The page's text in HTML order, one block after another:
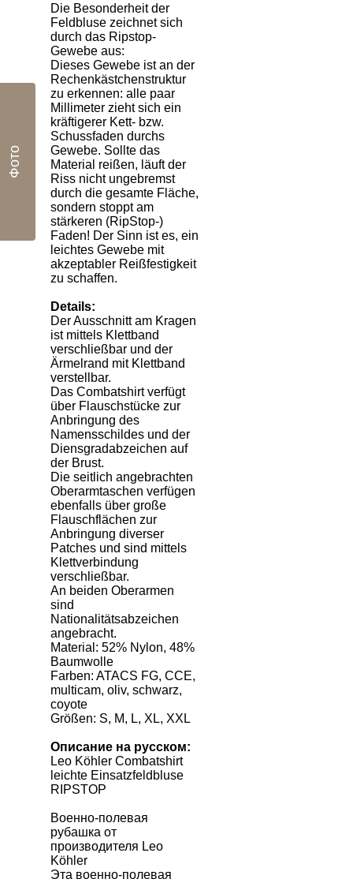
Die Besonderheit der
Feldbluse zeichnet sich
durch das Ripstop-
Gewebe aus:
Dieses Gewebe ist an der
Rechenkästchenstruktur
zu erkennen: alle paar
Millimeter zieht sich ein
kräftigerer Kett- bzw.
Schussfaden durchs
Gewebe. Sollte das
Material reißen, läuft der
Riss nicht ungebremst
durch die gesamte Fläche,
sondern stoppt am
stärkeren (RipStop-)
Faden! Der Sinn ist es, ein
leichtes Gewebe mit
akzeptabler Reißfestigkeit
zu schaffen.
Details:
Der Ausschnitt am Kragen
ist mittels Klettband
verschließbar und der
Ärmelrand mit Klettband
verstellbar.
Das Combatshirt verfügt
über Flauschstücke zur
Anbringung des
Namensschildes und der
Diensgradabzeichen auf
der Brust.
Die seitlich angebrachten
Oberarmtaschen verfügen
ebenfalls über große
Flauschflächen zur
Anbringung diverser
Patches und sind mittels
Klettverbindung
verschließbar.
An beiden Oberarmen
sind
Nationalitätsabzeichen
angebracht.
Material: 52% Nylon, 48%
Baumwolle
Farben: ATACS FG, CCE,
multicam, oliv, schwarz,
coyote
Größen: S, M, L, XL, XXL
Описание на русском:
Leo Köhler Combatshirt
leichte Einsatzfeldbluse
RIPSTOP
Военно-полевая
рубашка от
производителя Leo
Köhler
Эта военно-полевая
Фото